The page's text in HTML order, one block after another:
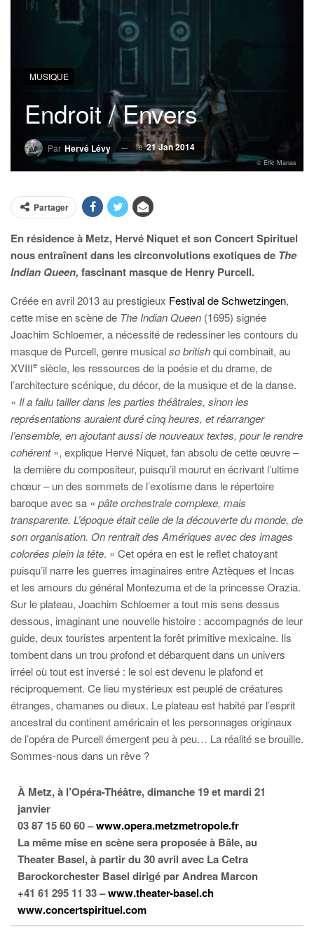
MUSIQUE
Endroit / Envers
Par Hervé Lévy le21 Jan 2014
© Éric Manas
Partager
En résidence à Metz, Hervé Niquet et son Concert Spirituel
nous entraînent dans les circonvolutions exotiques de The
Indian Queen, fascinant masque de Henry Purcell.
Créée en avril 2013 au prestigieux Festival de Schwetzingen,
cette mise en scène de The Indian Queen (1695) signée
Joachim Schloemer, a nécessité de redessiner les contours du
masque de Purcell, genre musicalso britishqui combinait, au
XVIIIe siècle, les ressources de la poésie et du drame, de
l’architecture scénique, du décor, de la musique et de la danse.
« Il a fallu tailler dans les parties théâtrales, sinon les
représentations auraient duré cinq heures, et réarranger
l’ensemble, en ajoutant aussi de nouveaux textes, pour le rendre
cohérent», explique Hervé Niquet, fan absolu de cette œuvre –
la dernière du compositeur, puisqu’il mourut en écrivant l’ultime
chœur – un des sommets de l’exotisme dans le répertoire
baroque avec sa « pâte orchestrale complexe, mais
transparente. L’époque était celle de la découverte du monde, de
son organisation. On rentrait des Amériques avec des images
colorées plein la tête. » Cet opéra en est le reflet chatoyant
puisqu’il narre les guerres imaginaires entre Aztèques et Incas
et les amours du général Montezuma et de la princesse Orazia.
Sur le plateau, Joachim Schloemer a tout mis sens dessus
dessous, imaginant une nouvelle histoire : accompagnés de leur
guide, deux touristes arpentent la forêt primitive mexicaine. Ils
tombent dans un trou profond et débarquent dans un univers
irréel où tout est inversé : le sol est devenu le plafond et
réciproquement. Ce lieu mystérieux est peuplé de créatures
étranges, chamanes ou dieux. Le plateau est habité par l’esprit
ancestral du continent américain et les personnages originaux
de l’opéra de Purcell émergent peu à peu… La réalité se brouille.
Sommes-nous dans un rêve ?
À Metz, à l’Opéra-Théâtre, dimanche 19 et mardi 21
janvier
03 87 15 60 60 –www.opera.metzmetropole.fr
La même mise en scène sera proposée à Bâle, au
Theater Basel, à partir du 30 avril avec La Cetra
Barockorchester Basel dirigé par Andrea Marcon
+41 61 295 11 33 –www.theater-basel.ch
www.concertspirituel.com